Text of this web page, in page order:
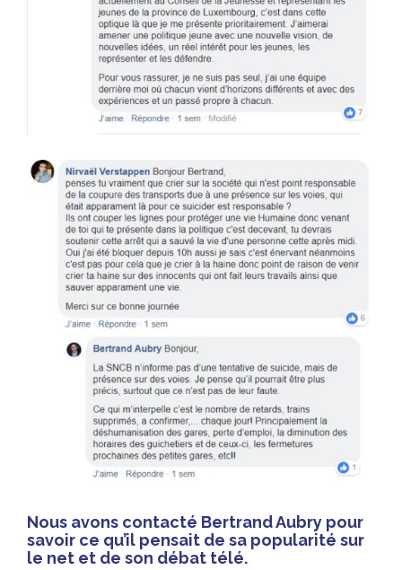
Nous avons contacté Bertrand Aubry pour
savoir ce qu’il pensait de sa popularité sur
le net et de son débat télé.